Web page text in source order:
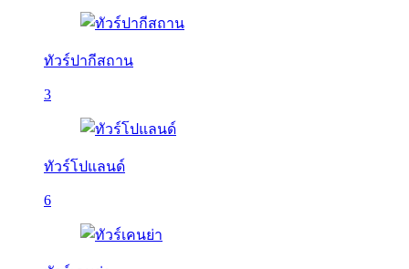
ทัวร์ปากีสถาน
3
ทัวร์โปแลนด์
6